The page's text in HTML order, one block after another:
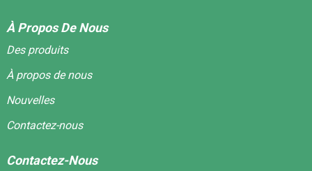
À Propos De Nous
Des produits
À propos de nous
Nouvelles
Contactez-nous
Contactez-Nous